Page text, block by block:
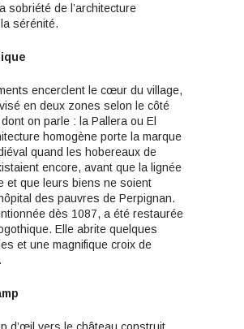
sobriété de l’architecture
sérénité.
encerclent le cœur du village,
en deux zones selon le côté
on parle : la Pallera ou El
homogène porte la marque
quand les hobereaux de
encore, avant que la lignée
et que leurs biens ne soient
des pauvres de Perpignan.
dès 1087, a été restaurée
Elle abrite quelques
et une magnifique croix de